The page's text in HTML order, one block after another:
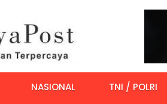
NASIONAL TNI / POLRI